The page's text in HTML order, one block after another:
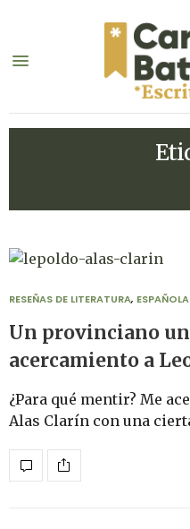
RESEÑAS DE LITERATURA, ESPAÑOLA
Un provinciano
acercamiento a
¿Para qué mentir? Me
Alas Clarín con una